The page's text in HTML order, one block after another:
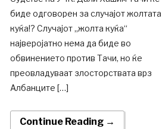
биде одговорен за случајот жолтата
куќа!? Случајот „жолта куќа“
најверојатно нема да биде во
обвинението против Тачи, но ќе
преовладуваат злосторствата врз
Албанците […]
Continue Reading →